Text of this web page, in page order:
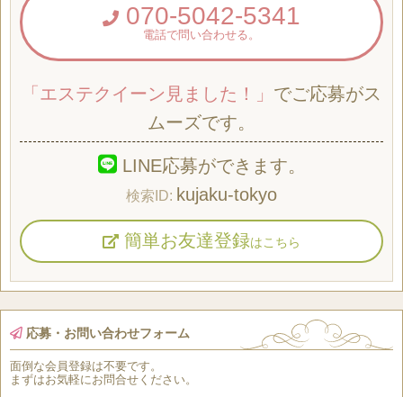
070-5042-5341
電話で問い合わせる。
「エステクイーン見ました！」 でご応募がス
ムーズです。
LINE応募ができます。
kujaku-tokyo
簡単お友達登録はこちら
応募・お問い合わせフォーム
面倒な会員登録は不要です。
まずはお気軽にお問合せください。